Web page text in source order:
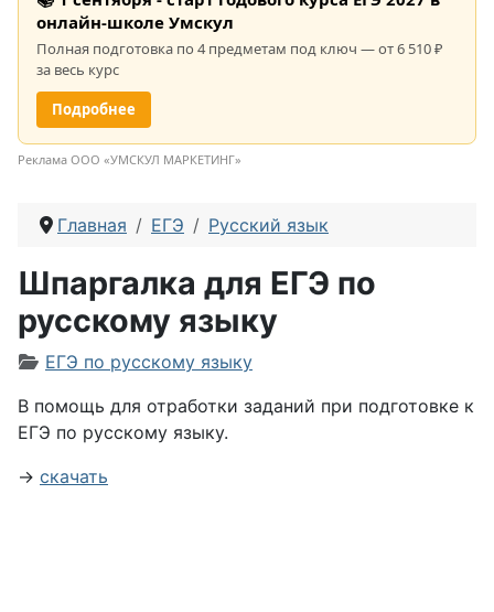
онлайн-школе Умскул
Полная подготовка по 4 предметам под ключ — от 6 510 ₽
за весь курс
Подробнее
Реклама ООО «УМСКУЛ МАРКЕТИНГ»
Главная ЕГЭ Русский язык
Шпаргалка для ЕГЭ по
русскому языку
Информация о материале
ЕГЭ по русскому языку
В помощь для отработки заданий при подготовке к
ЕГЭ по русскому языку.
→ скачать